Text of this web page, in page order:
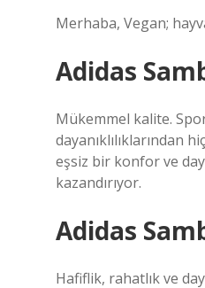
Merhaba, Vegan;
Adidas
Mükemmel kalite.
dayanıklılıklarından
eşsiz bir konfor ve
kazandırıyor.
Adidas
Hafiflik, rahatlık ve